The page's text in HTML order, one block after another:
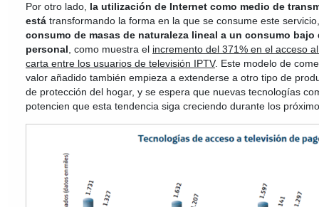
Por otro lado, la utilización de Internet como medio de
está transformando la forma en la que se consume este servicio,
consumo de masas de naturaleza lineal a un consumo bajo
personal , como muestra el incremento del 371% en el acceso
carta entre los usuarios de televisión IPTV. Este modelo de
valor añadido también empieza a extenderse a otro tipo de
de protección del hogar, y se espera que nuevas tecnologías
potencien que esta tendencia siga creciendo durante los